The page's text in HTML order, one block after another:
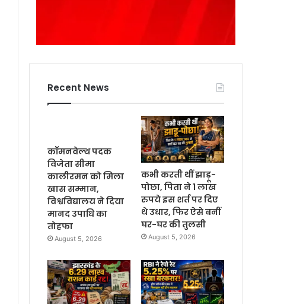
Recent News
कॉमनवेल्थ पदक
विजेता सीमा
कालीरमन को मिला
खास सम्मान,
विश्वविद्यालय ने दिया
मानद उपाधि का
तोहफा
August 5, 2026
कभी करती थीं झाड़ू-
पोछा, पिता ने 1 लाख
रुपये इस शर्त पर दिए
थे उधार, फिर ऐसे बनीं
घर-घर की तुलसी
August 5, 2026